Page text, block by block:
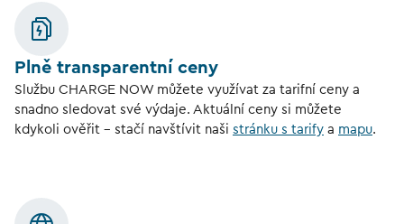
Plně transparentní ceny
Službu CHARGE NOW můžete využívat za tarifní ceny a
snadno sledovat své výdaje. Aktuální ceny si můžete
kdykoli ověřit – stačí navštívit naši stránku s tarify a mapu.